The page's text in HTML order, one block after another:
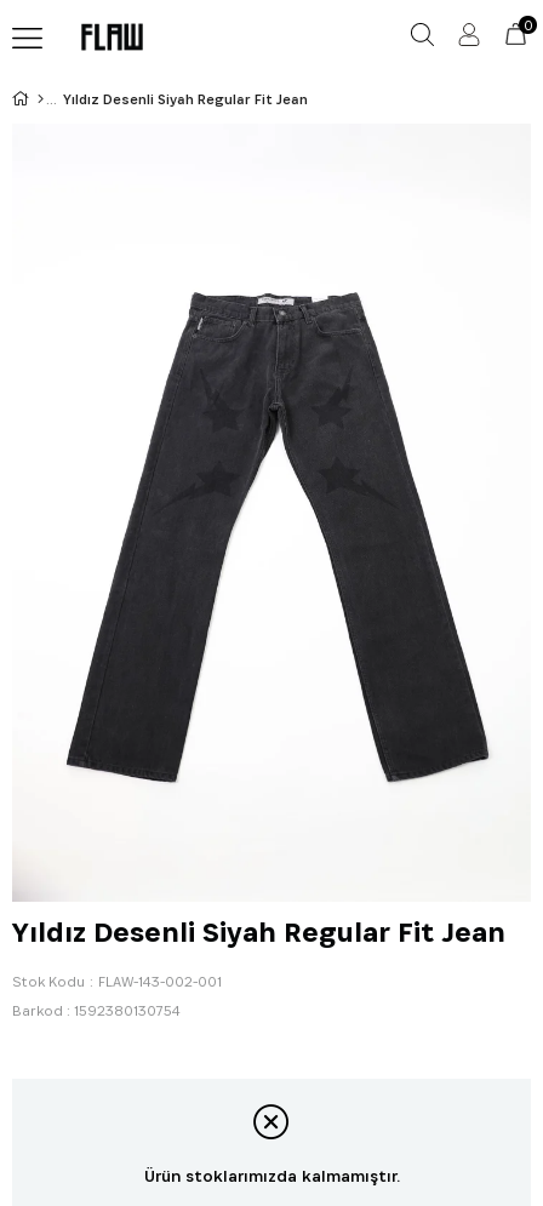
0
Yıldız Desenli Siyah Regular Fit Jean
Yıldız Desenli Siyah Regular Fit Jean
Stok Kodu
FLAW-143-002-001
Barkod : 1592380130754
Ürün stoklarımızda kalmamıştır.